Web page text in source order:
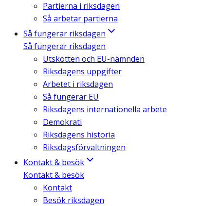
Partierna i riksdagen
Så arbetar partierna
Så fungerar riksdagen
Så fungerar riksdagen
Utskotten och EU-nämnden
Riksdagens uppgifter
Arbetet i riksdagen
Så fungerar EU
Riksdagens internationella arbete
Demokrati
Riksdagens historia
Riksdagsförvaltningen
Kontakt & besök
Kontakt & besök
Kontakt
Besök riksdagen